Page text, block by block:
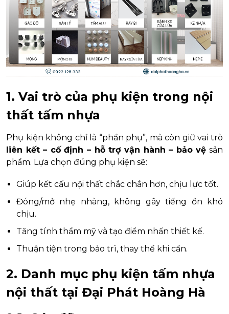
1. Vai trò của phụ kiện trong nội
thất tấm nhựa
Phụ kiện không chỉ là “phần phụ”, mà còn giữ vai trò
liên kết – cố định – hỗ trợ vận hành – bảo vệ sản
phẩm. Lựa chọn đúng phụ kiện sẽ:
Giúp kết cấu nội thất chắc chắn hơn, chịu lực tốt.
Đóng/mở nhẹ nhàng, không gây tiếng ồn khó
chịu.
Tăng tính thẩm mỹ và tạo điểm nhấn thiết kế.
Thuận tiện trong bảo trì, thay thế khi cần.
2. Danh mục phụ kiện tấm nhựa
nội thất tại Đại Phát Hoàng Hà